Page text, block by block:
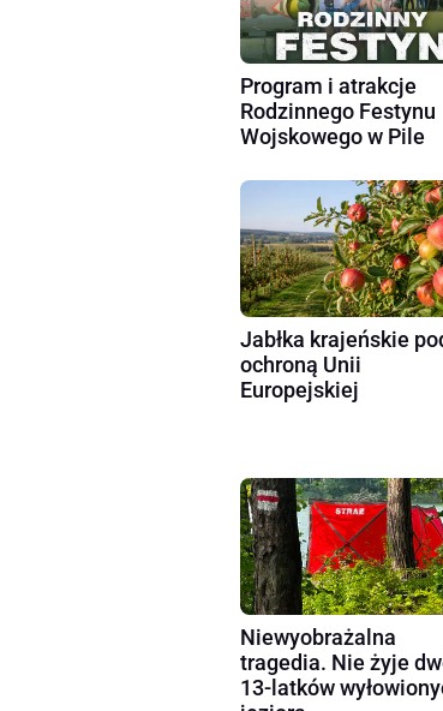
Program i atrakcje
Rodzinnego Festynu
Wojskowego w Pile
Jabłka krajeńskie
ochroną Unii
Europejskiej
Niewyobrażalna
tragedia. Nie żyje
13-latków